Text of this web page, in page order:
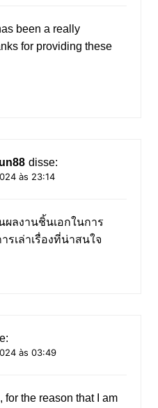
been a really
for providing these
disse:
às 23:14
ลงานชิ้นเอกในการ
เล่าเรื่องที่น่าสนใจ
às 03:49
for the reason that I am